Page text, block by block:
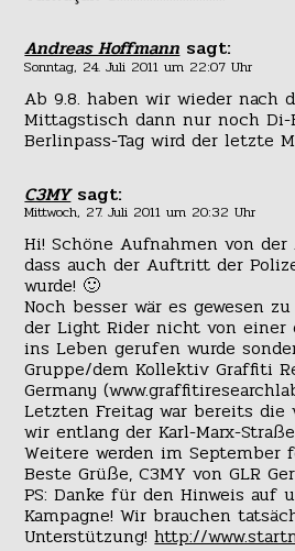
Andreas Hoffmann sagt:
Sonntag, 24. Juli 2011 um 22:07 Uhr
Ab 9.8. haben wir wieder nach
Mittagstisch dann nur noch Di-
Berlinpass-Tag wird der letzte
C3MY sagt:
Mittwoch, 27. Juli 2011 um 20:32 Uhr
Hi! Schöne Aufnahmen von
dass auch der Auftritt der
wurde! 🙂
Noch besser wär es gewesen
der Light Rider nicht von einer
ins Leben gerufen wurde
Gruppe/dem Kollektiv Graffiti
Germany
Letzten Freitag war bereits
wir entlang der Karl-Marx-
Weitere werden im September
Beste Grüße, C3MY von GLR
PS: Danke für den Hinweis auf
Kampagne! Wir brauchen
Unterstützung!http://